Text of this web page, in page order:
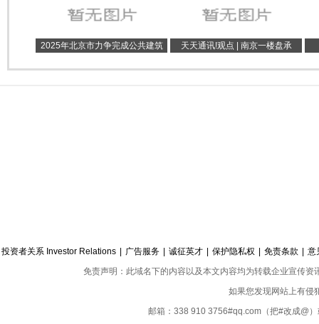
2025年北京市力争完成公共建筑
天天通讯!观点 | 南京一楼盘承
投资者关系 Investor Relations 广告服务 诚征英才 保护隐私权 免责条款
意
免责声明：此域名下的内容以及本文内容均为转载企业宣传
如果您发现网站上有侵
邮箱：338 910 3756#qq.com（把#改成@